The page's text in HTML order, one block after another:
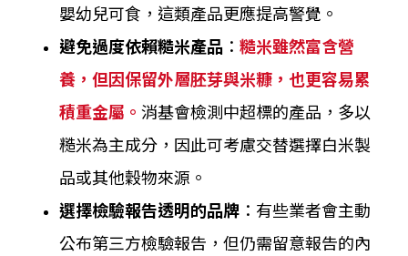
嬰幼兒可食，這類產品更應提高警覺。
避免過度依賴糙米產品 ： 糙米雖然富含營
養，但因保留外層胚芽與米糠，也更容易累
積重金屬。 消基會檢測中超標的產品，多以
糙米為主成分，因此可考慮交替選擇白米製
品或其他穀物來源。
選擇檢驗報告透明的品牌 ：有些業者會主動
公布第三方檢驗報告，但仍需留意報告的內